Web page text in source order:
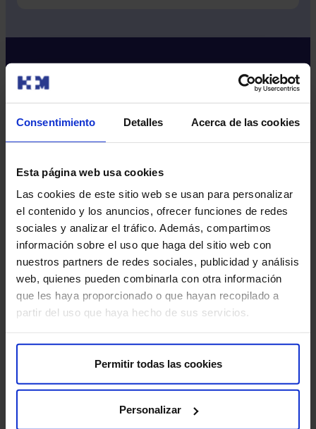
Consentimiento Detalles Acerca de las cookies
Esta página web usa cookies
Las cookies de este sitio web se usan para personalizar
el contenido y los anuncios, ofrecer funciones de redes
sociales y analizar el tráfico. Además, compartimos
información sobre el uso que haga del sitio web con
nuestros partners de redes sociales, publicidad y análisis
web, quienes pueden combinarla con otra información
que les haya proporcionado o que hayan recopilado a
partir del uso que haya hecho de sus servicios.
Permitir todas las cookies
Personalizar
Sobre nosotros
Quiénes somos​
Excelencia y calidad​
Trabaja con nosotros​
Rincón del accionista​
Más HM Hospitales
Fundación HM​
Centro Universitario CUHMED​
Intranet HM Hospitales​
HM CIEC​